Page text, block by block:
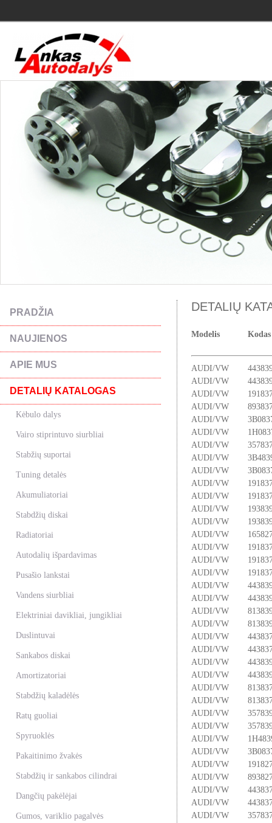
PRADŽIA
NAUJIENOS
APIE MUS
DETALIŲ KATALOGAS
Kėbulo dalys
Vairo stiprintuvo siurbliai
Stabžių suportai
Tuning detalės
Akumuliatoriai
Stabdžių diskai
Radiatoriai
Autodalių išpardavimas
Pusašio lankstai
Vandens siurbliai
Elektriniai davikliai, jungikliai
Duslintuvai
Sankabos diskai
Amortizatoriai
Stabdžių kaladėlės
Ratų guoliai
Spyruoklės
Pakaitinimo žvakės
Stabdžių ir sankabos cilindrai
Dangčių pakėlėjai
Gumos, variklio pagalvės
DETALIŲ
Modelis Kodas
AUDI/VW
AUDI/VW
AUDI/VW
AUDI/VW
AUDI/VW
AUDI/VW
AUDI/VW
AUDI/VW
AUDI/VW
AUDI/VW
AUDI/VW
AUDI/VW
AUDI/VW
AUDI/VW
AUDI/VW
AUDI/VW
AUDI/VW
AUDI/VW
AUDI/VW
AUDI/VW
AUDI/VW
AUDI/VW
AUDI/VW
AUDI/VW
AUDI/VW
AUDI/VW
AUDI/VW
AUDI/VW
AUDI/VW
AUDI/VW
AUDI/VW
AUDI/VW
AUDI/VW
AUDI/VW
AUDI/VW
AUDI/VW